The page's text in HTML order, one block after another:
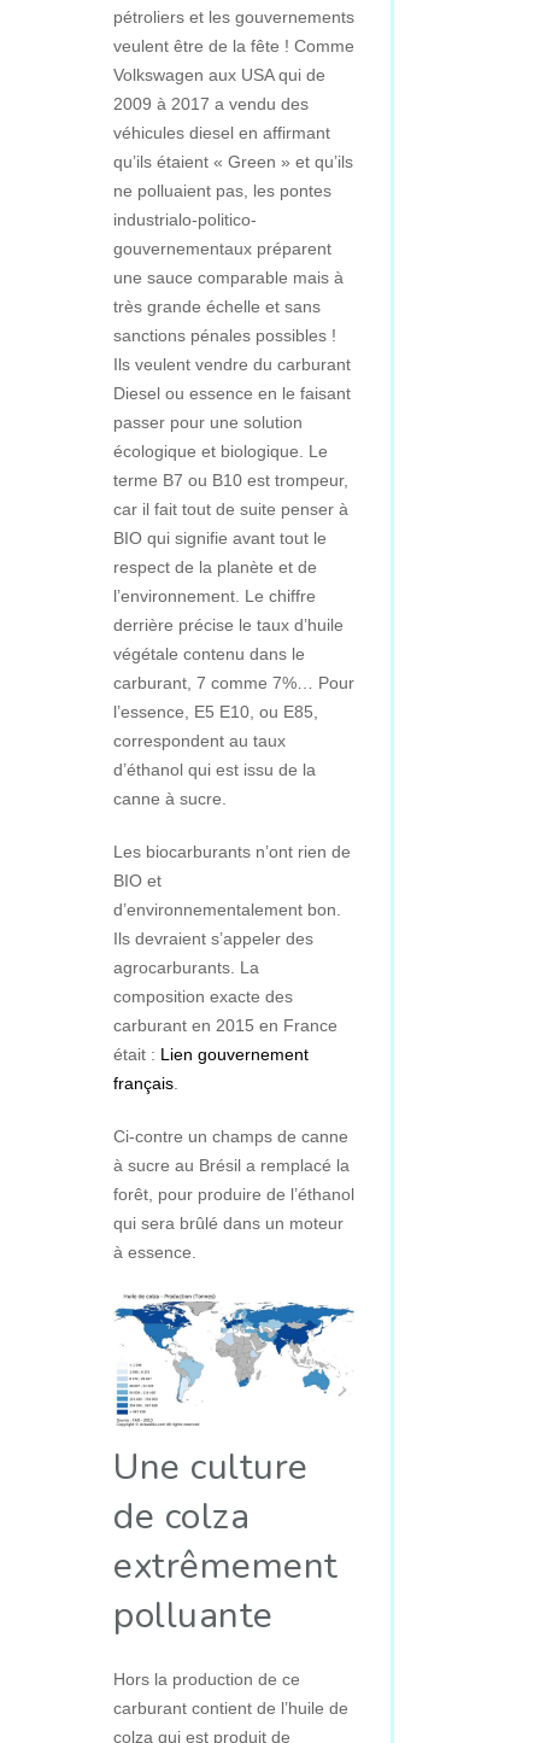
pétroliers et les gouvernements
veulent être de la fête ! Comme
Volkswagen aux USA qui de
2009 à 2017 a vendu des
véhicules diesel en affirmant
qu’ils étaient « Green » et qu’ils
ne polluaient pas, les pontes
industrialo-politico-
gouvernementaux préparent
une sauce comparable mais à
très grande échelle et sans
sanctions pénales possibles !
Ils veulent vendre du carburant
Diesel ou essence en le faisant
passer pour une solution
écologique et biologique. Le
terme B7 ou B10 est trompeur,
car il fait tout de suite penser à
BIO qui signifie avant tout le
respect de la planète et de
l’environnement. Le chiffre
derrière précise le taux d’huile
végétale contenu dans le
carburant, 7 comme 7%… Pour
l’essence, E5 E10, ou E85,
correspondent au taux
d’éthanol qui est issu de la
canne à sucre.
Les biocarburants n’ont rien de
BIO et
d’environnementalement bon.
Ils devraient s’appeler des
agrocarburants. La
composition exacte des
carburant en 2015 en France
était : Lien gouvernement
français.
Ci-contre un champs de canne
à sucre au Brésil a remplacé la
forêt, pour produire de l’éthanol
qui sera brûlé dans un moteur
à essence.
Une culture
de colza
extrêmement
polluante
Hors la production de ce
carburant contient de l’huile de
colza qui est produit de